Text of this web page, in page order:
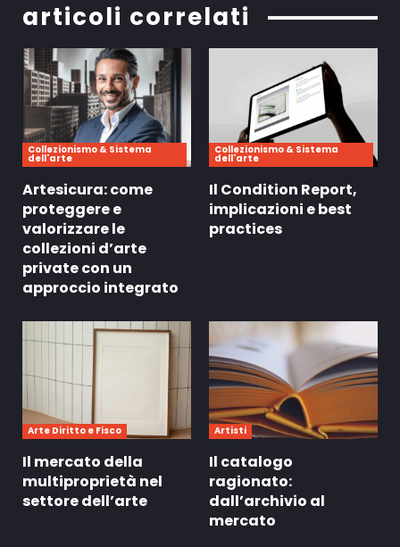
articoli correlati
Collezionismo & Sistema
dell'arte
Artesicura: come
proteggere e
valorizzare le
collezioni d’arte
private con un
approccio integrato
Collezionismo & Sistema
dell'arte
Il Condition Report,
implicazioni e best
practices
Arte Diritto e Fisco
Il mercato della
multiproprietà nel
settore dell’arte
Artisti
Il catalogo
ragionato:
dall’archivio al
mercato